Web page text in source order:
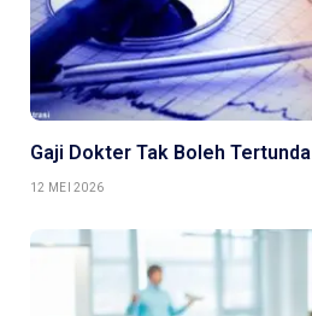
Gaji Dokter Tak Boleh Tertunda
12 MEI 2026